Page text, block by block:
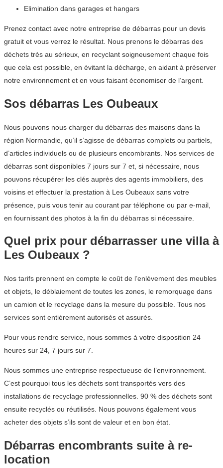
Elimination dans garages et hangars
Prenez contact avec notre entreprise de débarras pour un devis
gratuit et vous verrez le résultat. Nous prenons le débarras des
déchets très au sérieux, en recyclant soigneusement chaque fois
que cela est possible, en évitant la décharge, en aidant à préserver
notre environnement et en vous faisant économiser de l’argent.
Sos débarras Les Oubeaux
Nous pouvons nous charger du débarras des maisons dans la
région Normandie, qu’il s’agisse de débarras complets ou partiels,
d’articles individuels ou de plusieurs encombrants. Nos services de
débarras sont disponibles 7 jours sur 7 et, si nécessaire, nous
pouvons récupérer les clés auprès des agents immobiliers, des
voisins et effectuer la prestation à Les Oubeaux sans votre
présence, puis vous tenir au courant par téléphone ou par e-mail,
en fournissant des photos à la fin du débarras si nécessaire.
Quel prix pour débarrasser une villa à
Les Oubeaux ?
Nos tarifs prennent en compte le coût de l’enlèvement des meubles
et objets, le déblaiement de toutes les zones, le remorquage dans
un camion et le recyclage dans la mesure du possible. Tous nos
services sont entièrement autorisés et assurés.
Pour vous rendre service, nous sommes à votre disposition 24
heures sur 24, 7 jours sur 7.
Nous sommes une entreprise respectueuse de l’environnement.
C’est pourquoi tous les déchets sont transportés vers des
installations de recyclage professionnelles. 90 % des déchets sont
ensuite recyclés ou réutilisés. Nous pouvons également vous
acheter des objets s’ils sont de valeur et en bon état.
Débarras encombrants suite à re-
location